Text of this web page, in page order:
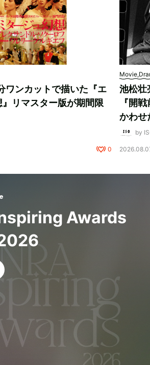
ワンカットで描いた『エ
リマスター版が期間限
0
池松壮
『開
かわせ
by
Awards